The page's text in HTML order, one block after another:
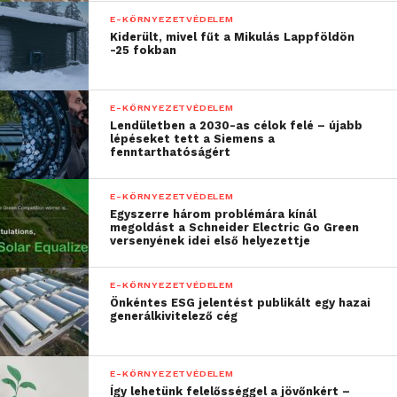
Az LG látványos kiállításán a második generációs,
prémium LG SIGNATURE termékcsalád legújabb
modelljei is megtekinthetőek. Ezek közé tartozik
egy energiatakarékos és ruhakímélő hőszivattyús
mosó-szárítógép, valamint a Dual InstaView™
hűtőszekrény, amelynek mindkét ajtaján InstaView
ablak kapott helyet – e technológia lényege, hogy az
üvegre kettőt koppintva a felhasználók az ajtó
kinyitása nélkül nézhetnek be a hűtő belsejébe.
E-KÖRNYEZETVÉDELEM
Kiderült, mivel fűt a Mikulás Lappföldön
-25 fokban
E-KÖRNYEZETVÉDELEM
Lendületben a 2030-as célok felé – újabb
lépéseket tett a Siemens a
fenntarthatóságért
E-KÖRNYEZETVÉDELEM
Egyszerre három problémára kínál
megoldást a Schneider Electric Go Green
versenyének idei első helyezettje
E-KÖRNYEZETVÉDELEM
Önkéntes ESG jelentést publikált egy hazai
generálkivitelező cég
E-KÖRNYEZETVÉDELEM
Így lehetünk felelősséggel a jövőnkért –